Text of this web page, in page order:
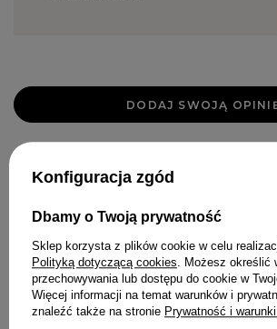
DODAJ SWOJĄ
W PODOBNYM
Konfiguracja zgód
Dbamy o Twoją prywatność
Sklep korzysta z plików cookie w celu
Polityką dotyczącą cookies . Możesz określić
przechowywania lub dostępu do cookie w
Więcej informacji na temat warunków i
znaleźć także na stronie Prywatność i